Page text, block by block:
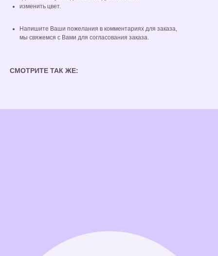
изменить цвет.
Напишите Ваши пожелания в комментариях для заказа,
мы свяжемся с Вами для согласования заказа.
СМОТРИТЕ ТАК ЖЕ: